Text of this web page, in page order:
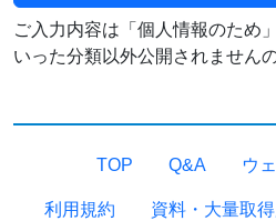
ご入力内容は「個人情報のため
いった分類以外公開されません
TOP Q&A ウ
利用規約 資料・大量取